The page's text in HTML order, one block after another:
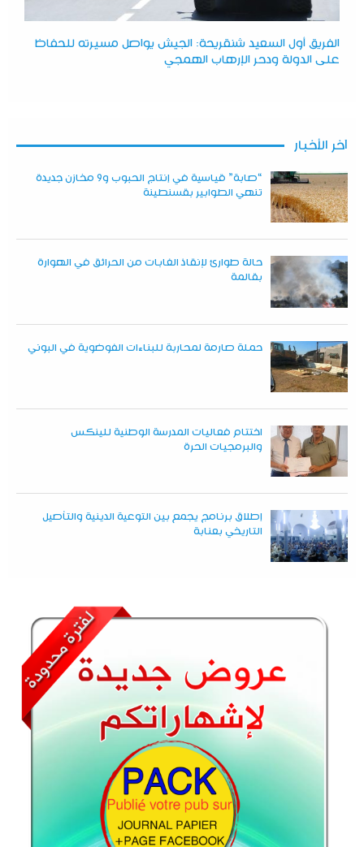
الفريق أول السعيد شنقريحة: الجيش يواصل مسيرته للحفاظ
على الدولة ودحر الإرهاب الهمجي
آخر الأخبار
“صابة” قياسية في إنتاج الحبوب و9 مخازن جديدة
تنهي الطوابير بقسنطينة
حالة طوارئ لإنقاذ الغابات من الحرائق في الهوارة
بقالمة
حملة صارمة لمحاربة للبناءات الفوضوية في البوني
اختتام فعاليات المدرسة الوطنية للينكس
والبرمجيات الحرة
إطلاق برنامج يجمع بين التوعية الدينية والتأصيل
التاريخي بعنابة